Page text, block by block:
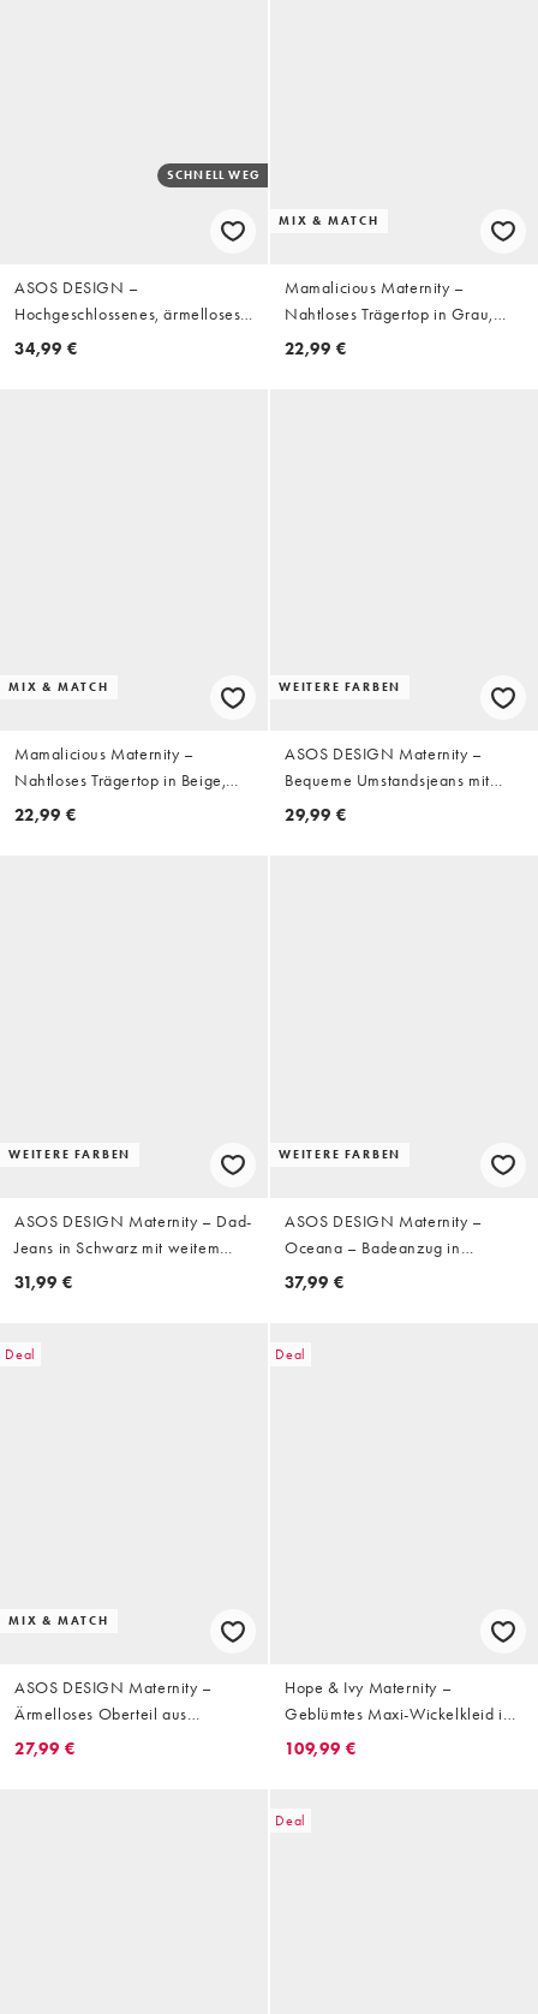
SCHNELL WEG
ASOS DESIGN –
Hochgeschlossenes, ärmelloses
Midikleid in Gelb
34,99 €
MIX & MATCH
Mamalicious Maternity –
Nahtloses Trägertop in Grau,
Kombiteil, Umstandsmode
22,99 €
MIX & MATCH
Mamalicious Maternity –
Nahtloses Trägertop in Beige,
Kombiteil
22,99 €
WEITERE FARBEN
ASOS DESIGN Maternity –
Bequeme Umstandsjeans mit
geradem Schnitt und
29,99 €
WEITERE FARBEN
ASOS DESIGN Maternity – Dad-
Jeans in Schwarz mit weitem
Bein
31,99 €
WEITERE FARBEN
ASOS DESIGN Maternity –
Oceana – Badeanzug in
Schwarz mit U-Ausschnitt
37,99 €
Deal
MIX & MATCH
ASOS DESIGN Maternity –
Ärmelloses Oberteil aus
Seersucker mit Streifen,
27,99 €
Deal
Hope & Ivy Maternity –
Geblümtes Maxi-Wickelkleid in
Marineblau mit Flatterärmeln
109,99 €
Deal